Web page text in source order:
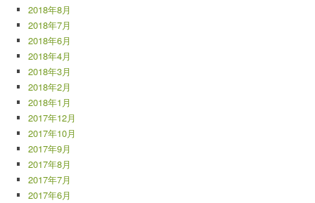
2018年8月
2018年7月
2018年6月
2018年4月
2018年3月
2018年2月
2018年1月
2017年12月
2017年10月
2017年9月
2017年8月
2017年7月
2017年6月